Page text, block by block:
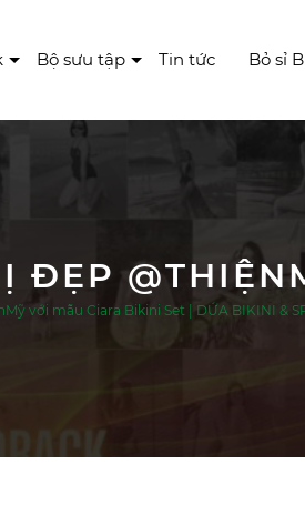
Bộ sưu tập Tin tức Bỏ sỉ
với mẫu Ciara Bikini Set | DỨA BIKINI &